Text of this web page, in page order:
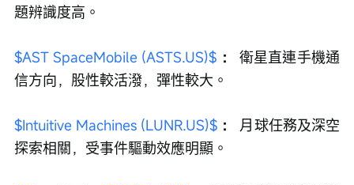
題辨識度高。
$AST SpaceMobile (ASTS.US)$ ：
衛星直連手機通
信方向，股性較活潑，彈性較大。
$Intuitive Machines (LUNR.US)$ ：
月球任務及深空
探索相關，受事件驅動效應明顯。